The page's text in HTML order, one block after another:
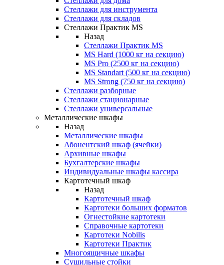
Стеллажи для инструмента
Стеллажи для складов
Стеллажи Практик MS
Назад
Стеллажи Практик MS
MS Hard (1000 кг на секцию)
MS Pro (2500 кг на секцию)
MS Standart (500 кг на секцию)
MS Strong (750 кг на секцию)
Стеллажи разборные
Стеллажи стационарные
Стеллажи универсальные
Металлические шкафы
Назад
Металлические шкафы
Абонентский шкаф (ячейки)
Архивные шкафы
Бухгалтерские шкафы
Индивидуальные шкафы кассира
Картотечный шкаф
Назад
Картотечный шкаф
Картотеки больших форматов
Огнестойкие картотеки
Справочные картотеки
Картотеки Nobilis
Картотеки Практик
Многоящичные шкафы
Сушильные стойки